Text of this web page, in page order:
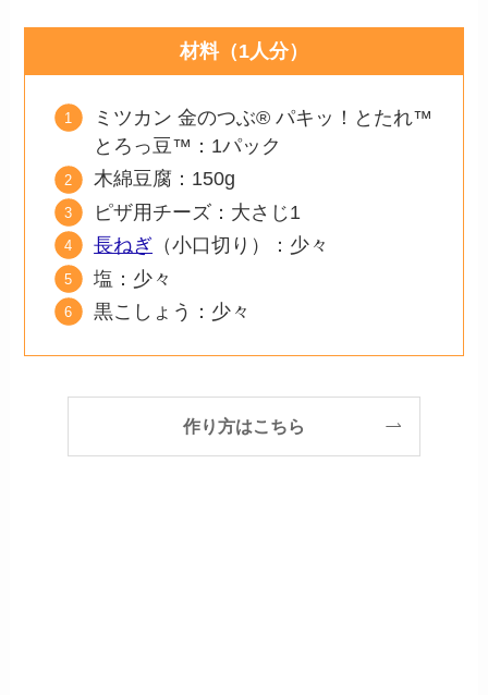
材料（1人分）
ミツカン 金のつぶ® パキッ！とたれ™
とろっ豆™：1パック
木綿豆腐：150g
ピザ用チーズ：大さじ1
長ねぎ （小口切り）：少々
塩：少々
黒こしょう：少々
作り方はこちら